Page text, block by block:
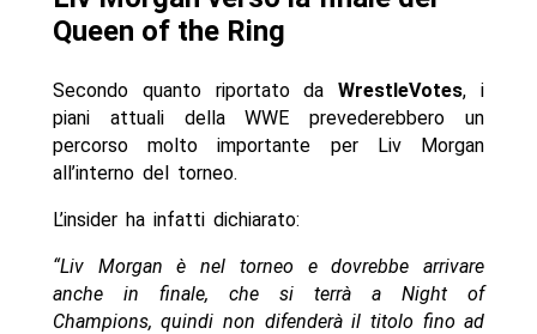
Queen of the Ring
Secondo quanto riportato daWrestleVotes, i
piani attuali della WWE prevederebbero un
percorso molto importante per Liv Morgan
all’interno del torneo.
L’insider ha infatti dichiarato:
“Liv Morgan è nel torneo e dovrebbe arrivare
anche in finale, che si terrà a Night of
Champions, quindi non difenderà il titolo fino ad